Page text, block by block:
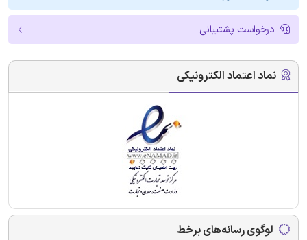
درخواست پشتیبانی
نماد اعتماد الکترونیکی
لوگوی رسانه‌های برخط